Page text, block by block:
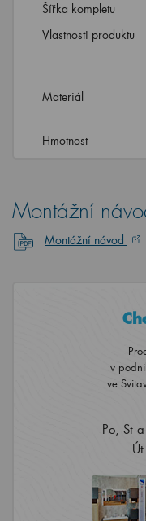
Šířka kompletu
Vlastnosti produktu
Materiál
Hmotnost
Montážní
Montážní návod
v
ve
Po, St